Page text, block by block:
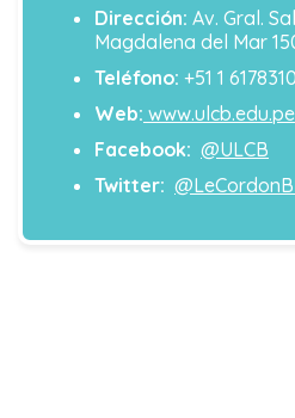
Dirección: Av. Gral.
Magdalena del Mar
Teléfono: +51 1 6178310
Web: www.ulcb.edu.pe
Facebook: @ULCB
Twitter: